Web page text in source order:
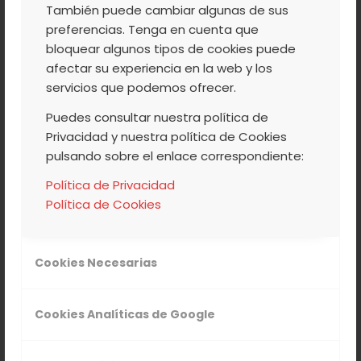
También puede cambiar algunas de sus
preferencias. Tenga en cuenta que
bloquear algunos tipos de cookies puede
afectar su experiencia en la web y los
servicios que podemos ofrecer.
Puedes consultar nuestra política de
Privacidad y nuestra política de Cookies
pulsando sobre el enlace correspondiente:
Política de Privacidad
Política de Cookies
Cookies Necesarias
Cookies Analíticas de Google
En otro bol mezclamos el huevo de
linaza, el extracto de vainilla, el aceite
de coco y la leche de coco.
Añade la mezcla a la miga y muévelo
hasta que ambas mezclas estén
combinadas.
Añade el chocolate blanco y los trozos
de cereza y mézclalo suavemente.
e incorpora la masa sobre ella.
que los trozos queden uniformes en la